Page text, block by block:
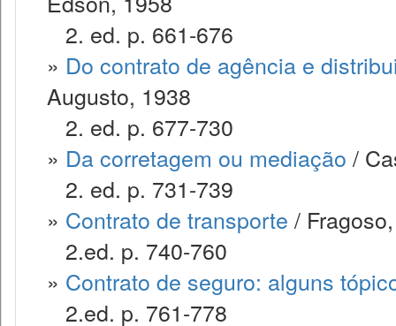
2. ed. p. 661-676
» Do contrato de agência e
Augusto, 1938
2. ed. p. 677-730
» Da corretagem ou mediação /
2. ed. p. 731-739
» Contrato de transporte /
2.ed. p. 740-760
» Contrato de seguro: alguns
2.ed. p. 761-778